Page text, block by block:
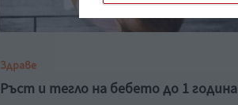
Здраве
Ръст и тегло на бебето до 1 година